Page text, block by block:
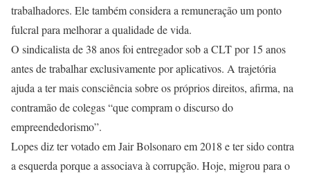
trabalhadores. Ele também considera a remuneração um ponto
fulcral para melhorar a qualidade de vida.
O sindicalista de 38 anos foi entregador sob a CLT por 15 anos
antes de trabalhar exclusivamente por aplicativos. A trajetória
ajuda a ter mais consciência sobre os próprios direitos, afirma, na
contramão de colegas “que compram o discurso do
empreendedorismo”.
Lopes diz ter votado em Jair Bolsonaro em 2018 e ter sido contra
a esquerda porque a associava à corrupção. Hoje, migrou para o